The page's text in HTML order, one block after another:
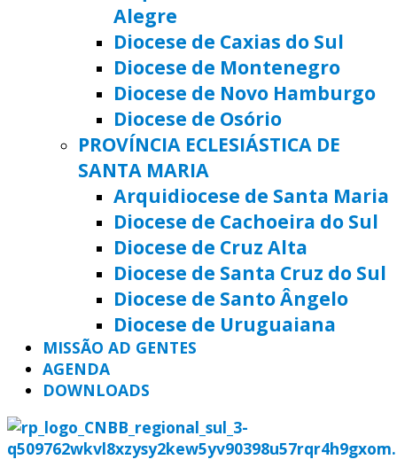
Alegre
Diocese de Caxias do Sul
Diocese de Montenegro
Diocese de Novo Hamburgo
Diocese de Osório
PROVÍNCIA ECLESIÁSTICA DE
SANTA MARIA
Arquidiocese de Santa Maria
Diocese de Cachoeira do Sul
Diocese de Cruz Alta
Diocese de Santa Cruz do Sul
Diocese de Santo Ângelo
Diocese de Uruguaiana
MISSÃO AD GENTES
AGENDA
DOWNLOADS